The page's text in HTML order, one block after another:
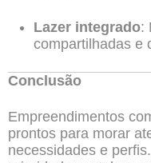
Lazer integrado:
compartilhadas e
Conclusão
Empreendimentos
prontos para morar
necessidades e